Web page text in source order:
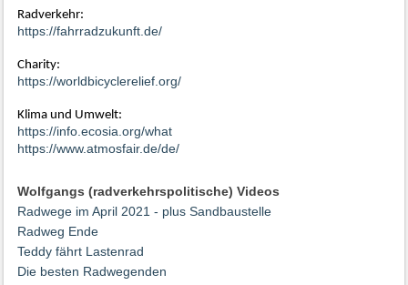
Radverkehr:
https://fahrradzukunft.de/
Charity:
https://worldbicyclerelief.org/
Klima und Umwelt:
https://info.ecosia.org/what
https://www.atmosfair.de/de/
Wolfgangs (radverkehrspolitische) Videos
Radwege im April 2021 - plus Sandbaustelle
Radweg Ende
Teddy fährt Lastenrad
Die besten Radwegenden